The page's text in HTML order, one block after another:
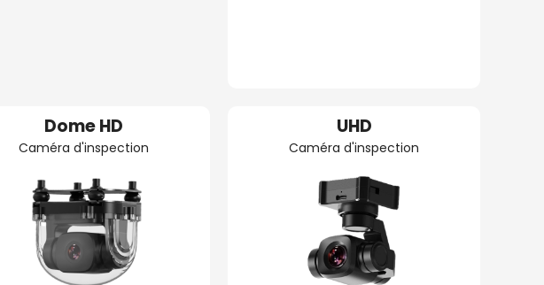
Dome HD
Caméra d'inspection
UHD
Caméra d'inspection